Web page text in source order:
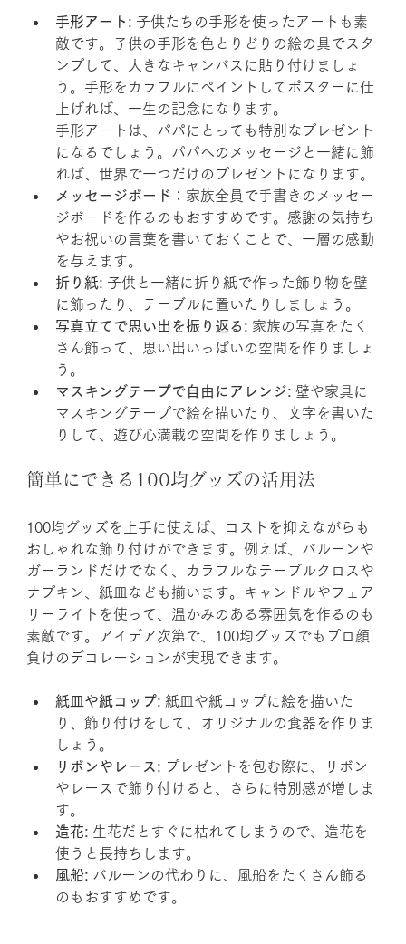
手形アート: 子供たちの手形を使ったアートも素
敵です。子供の手形を色とりどりの絵の具でスタ
ンプして、大きなキャンバスに貼り付けましょ
う。手形をカラフルにペイントしてポスターに仕
上げれば、一生の記念になります。
手形アートは、パパにとっても特別なプレゼント
になるでしょう。パパへのメッセージと一緒に飾
れば、世界で一つだけのプレゼントになります。
メッセージボード ：家族全員で手書きのメッセー
ジボードを作るのもおすすめです。感謝の気持ち
やお祝いの言葉を書いておくことで、一層の感動
を与えます。
折り紙: 子供と一緒に折り紙で作った飾り物を壁
に飾ったり、テーブルに置いたりしましょう。
写真立てで思い出を振り返る: 家族の写真をたく
さん飾って、思い出いっぱいの空間を作りましょ
う。
マスキングテープで自由にアレンジ: 壁や家具に
マスキングテープで絵を描いたり、文字を書いた
りして、遊び心満載の空間を作りましょう。
簡単にできる100均グッズの活用法
100均グッズを上手に使えば、コストを抑えながらも
おしゃれな飾り付けができます。例えば、バルーンや
ガーランドだけでなく、カラフルなテーブルクロスや
ナプキン、紙皿なども揃います。キャンドルやフェア
リーライトを使って、温かみのある雰囲気を作るのも
素敵です。アイデア次第で、100均グッズでもプロ顔
負けのデコレーションが実現できます。
紙皿や紙コップ: 紙皿や紙コップに絵を描いた
り、飾り付けをして、オリジナルの食器を作りま
しょう。
リボンやレース: プレゼントを包む際に、リボン
やレースで飾り付けると、さらに特別感が増しま
す。
造花: 生花だとすぐに枯れてしまうので、造花を
使うと長持ちします。
風船: バルーンの代わりに、風船をたくさん飾る
のもおすすめです。